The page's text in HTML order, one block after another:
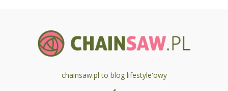
chainsaw.pl to blog lifestyle'owy